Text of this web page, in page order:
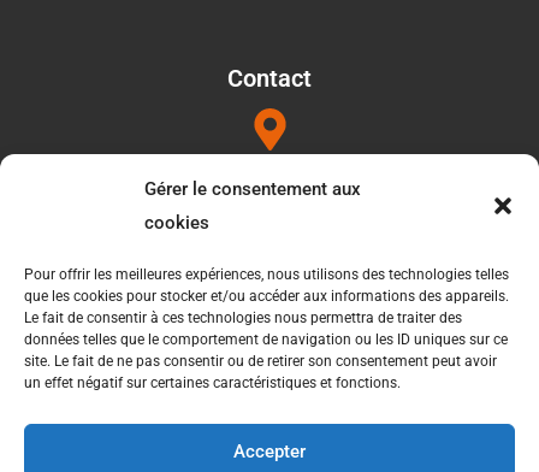
Gérer le consentement aux
cookies
Pour offrir les meilleures expériences, nous utilisons des technologies telles
que les cookies pour stocker et/ou accéder aux informations des appareils.
Le fait de consentir à ces technologies nous permettra de traiter des
données telles que le comportement de navigation ou les ID uniques sur ce
site. Le fait de ne pas consentir ou de retirer son consentement peut avoir
un effet négatif sur certaines caractéristiques et fonctions.
Accepter
Contact
1052b les Touilleres 85440 Talmont saint hilaire
Téléphone
06 34 27 49 21